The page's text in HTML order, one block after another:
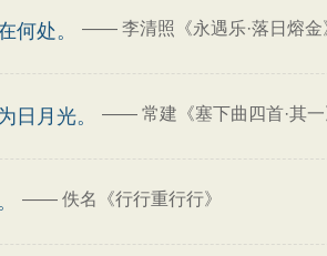
何处。 —— 李清照《永遇乐·落日熔金
日月光。 —— 常建《塞下曲四首·其一
—— 佚名《行行重行行》